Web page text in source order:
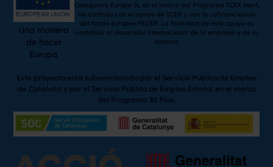
Una manera
de hacer
Europa
Comquima Europe SL en el marco del Programa ICEX Next,
ha contado con el apoyo de ICEX y con la cofinanciación
del fondo europeo FEDER. La finalidad de este apoyo es
contribuir al desarrollo internacional de la empresa y de su
entorno.
Este proyecto está subvencionado por el Servicio Público de Empleo
de Cataluña y por el Servicio Público de Empleo Estatal en el marco
del Programa 30 Plus.